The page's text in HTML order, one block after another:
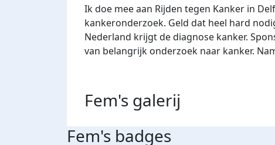
Ik doe mee aan Rijden tegen Kanker in
kankeronderzoek. Geld dat heel hard
Nederland krijgt de diagnose kanker.
van belangrijk onderzoek naar kanker.
Fem's galerij
Fem's badges